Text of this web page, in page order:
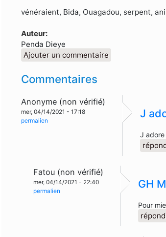
vénéraient, Bida, Ouagadou, serpent,
Auteur:
Penda Dieye
Ajouter un commentaire
Commentaires
Anonyme (non vérifié)
mer, 04/14/2021 - 17:18
permalien
J
J
Fatou (non vérifié)
mer, 04/14/2021 - 22:40
permalien
GH
Pour